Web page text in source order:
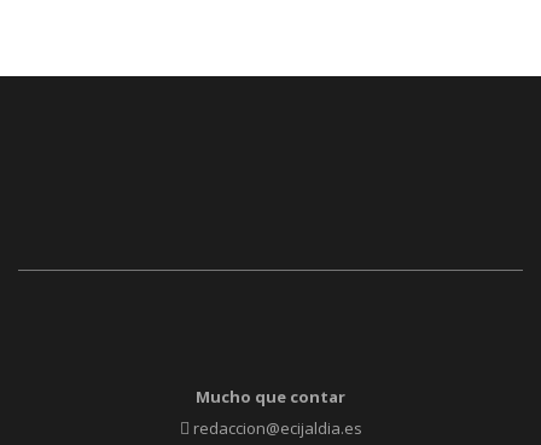
Mucho que contar
redaccion@ecijaldia.es